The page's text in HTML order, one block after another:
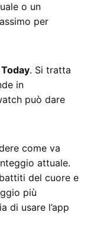
o un
per
. Si tratta
in
può dare
come va
attuale.
del cuore e
più
di usare l’app